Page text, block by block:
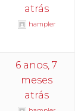
atrás
hampler
6 anos, 7
meses
atrás